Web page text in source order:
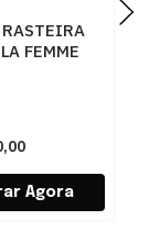
FEMME